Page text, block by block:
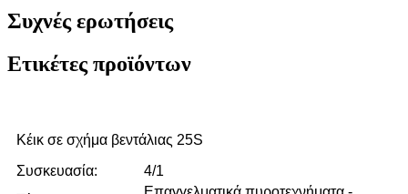
Συχνές ερωτήσεις
Ετικέτες προϊόντων
Κέικ σε σχήμα βεντάλιας 25S
Συσκευασία:
4/1